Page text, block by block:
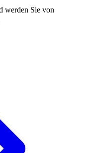
werden Sie von